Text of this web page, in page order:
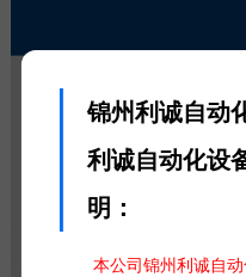
锦州利诚自动
利诚自动化设
明：
本公司锦州利诚自动